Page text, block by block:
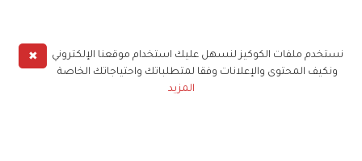
✖
نستخدم ملفات الكوكيز لنسهل عليك استخدام موقعنا الإلكتروني
ونكيف المحتوى والإعلانات وفقا لمتطلباتك واحتياجاتك الخاصة
المزيد